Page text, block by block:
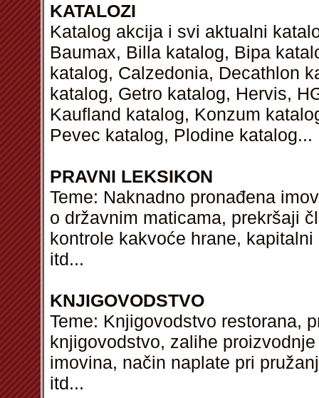
KATALOZI
Katalog akcija i svi aktualni
Baumax, Billa katalog, Bipa
katalog, Calzedonia, Decathlon
katalog, Getro katalog, Hervis,
Kaufland katalog, Konzum
Pevec katalog, Plodine katalog...
PRAVNI LEKSIKON
Teme: Naknadno pronađena
o državnim maticama, prekršaji
kontrole kakvoće hrane,
itd...
KNJIGOVODSTVO
Teme: Knjigovodstvo restorana,
knjigovodstvo, zalihe
imovina, način naplate pri
itd...